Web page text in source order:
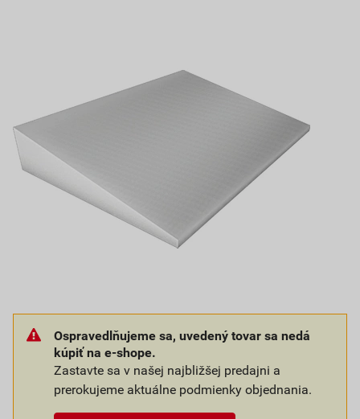
Ospravedlňujeme sa, uvedený tovar sa nedá
kúpiť na e-shope.
Zastavte sa v našej najbližšej predajni a
prerokujeme aktuálne podmienky objednania.